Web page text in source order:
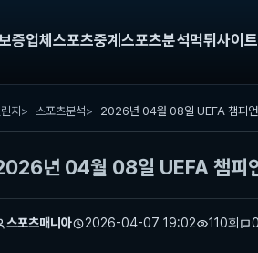
증업체 스포츠중계 스포츠분석먹튀사이트
지 스포츠분석
년 04월 08일 UEFA 챔피
스포츠매니아 2026-04-07 19:02 110회